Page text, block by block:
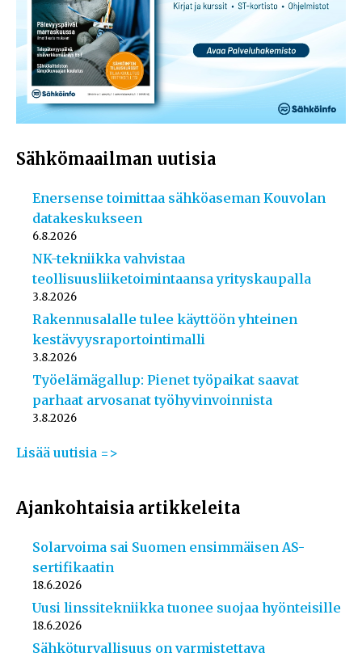
Sähkömaailman uutisia
Enersense toimittaa sähköaseman Kouvolan
datakeskukseen
6.8.2026
NK-tekniikka vahvistaa
teollisuusliiketoimintaansa yrityskaupalla
3.8.2026
Rakennusalalle tulee käyttöön yhteinen
kestävyysraportointimalli
3.8.2026
Työelämägallup: Pienet työpaikat saavat
parhaat arvosanat työhyvinvoinnista
3.8.2026
Lisää uutisia =>
Ajankohtaisia artikkeleita
Solarvoima sai Suomen ensimmäisen AS-
sertifikaatin
18.6.2026
Uusi linssitekniikka tuonee suojaa hyönteisille
18.6.2026
Sähköturvallisuus on varmistettava